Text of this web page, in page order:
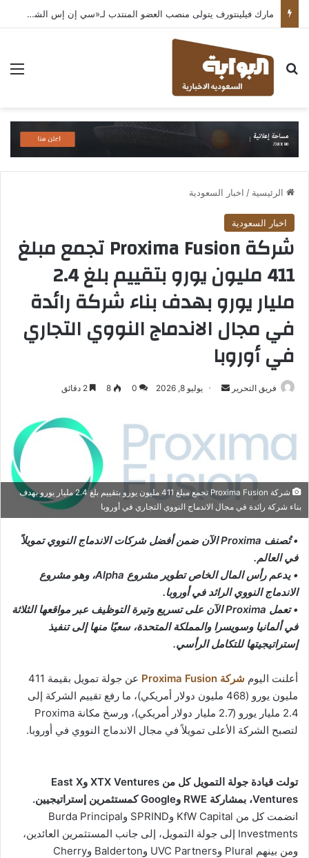
مارك فيلينتورف يتولى منصب العضو المنتدب لـ«سي إن إس الشرق الأوسط» ويشرف على شركات قطاع التكنولوجيا ضمن مجموعة غباش
بحث عن
الرئيسية / اخبار السعودية
اخبار السعودية
شركة Proxima Fusion تجمع مبلغ
411 مليون يورو بتقييم بلغ 2.4
مليار يورو بهدف بناء شركة رائدة
في مجال الاندماج النووي التجاري
في أوروبا
فريق التحرير
أرسل يوليو 8, 2026 0
8
شركة Proxima Fusion تجمع مبلغ 411 مليون يورو بتقييم بلغ 2.4 مليار يورو بهدف
بناء شركة رائدة في مجال الاندماج النووي التجاري في أوروبا
• تُصنف Proxima الآن ضمن أفضل شركات الاندماج النووي تمويلاً
في العالم.
• يدعم رأس المال الخاص تطوير مشروع Alpha، وهو مشروع
الاندماج النووي الرائد في أوروبا.
• تعمل Proxima الآن على تسريع وتيرة التوظيف عبر مواقعها الثلاثة
في ألمانيا وسويسرا والمملكة المتحدة، سعيًا منها إلى تنفيذ
إستراتيجيتها للتكامل الرأسي.
أعلنت اليوم شركة Proxima Fusion
عن جولة تمويل بقيمة 411
مليون يورو (468 مليون دولار أمريكي)، ما رفع تقييم الشركة إلى
2.4 مليار يورو (2.7 مليار دولار أمريكي)، ورسخ مكانة Proxima
لتصبح الشركة الأعلى تمويلاً في مجال الاندماج النووي في أوروبا.
تولت قيادة جولة التمويل كل من XTX Ventures وEast X
Ventures، بمشاركة RWE وGoogle كمستثمرين إستراتيجيين.
انضمت كل من KfW Capital وSPRIND وBurda Principal
Investments إلى جولة التمويل، إلى جانب المستثمرين العائدين،
ومن بينهم Plural وUVC Partners وBalderton وCherry